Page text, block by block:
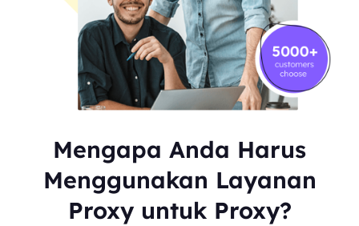
Mengapa Anda Harus
Menggunakan Layanan
Proxy untuk Proxy?